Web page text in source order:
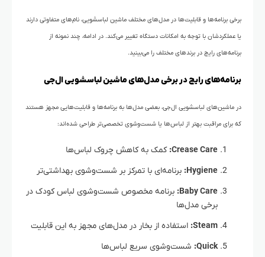
برخی برنامه‌ها و قابلیت‌ها در مدل‌های مختلف ماشین لباسشویی، نام‌های متفاوتی دارند
یا عملکردشان با توجه به امکانات دستگاه تغییر می‌کند. در ادامه، چند نمونه از
برنامه‌های رایج در برندهای مختلف را می‌بینید.
برنامه‌های رایج در برخی مدل‌های ماشین لباسشویی ال‌جی
در ماشین‌های لباسشویی ال‌جی، بعضی مدل‌ها به برنامه‌ها و قابلیت‌هایی مجهز هستند
که برای مراقبت بهتر از لباس‌ها یا شست‌وشوی تخصصی‌تر طراحی شده‌اند:
Crease Care: کمک به کاهش چروک لباس‌ها
Hygiene: برنامه‌ای با تمرکز بر شست‌وشوی بهداشتی‌تر
Baby Care: برنامه مخصوص شست‌وشوی لباس کودک در
برخی مدل‌ها
Steam: استفاده از بخار در مدل‌های مجهز به این قابلیت
Quick: شست‌وشوی سریع لباس‌ها